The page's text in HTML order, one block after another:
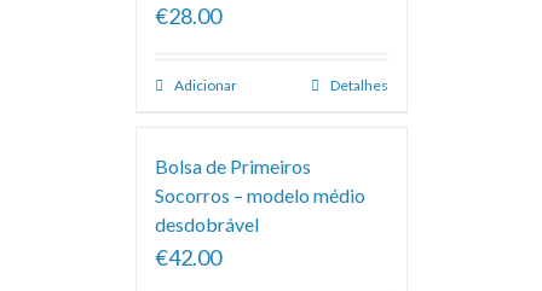
€28.00
Adicionar Detalhes
Bolsa de Primeiros
Socorros – modelo médio
desdobrável
€42.00